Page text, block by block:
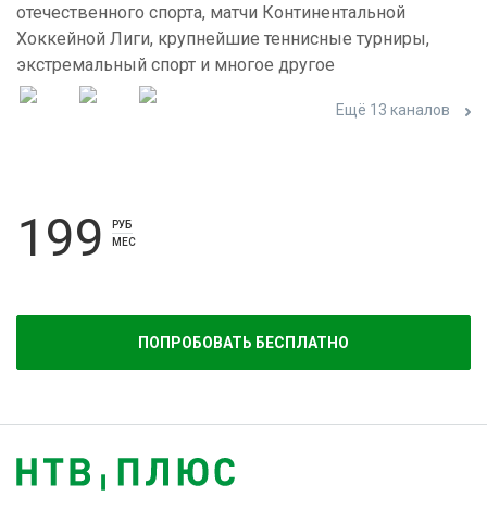
отечественного спорта, матчи Континентальной
Хоккейной Лиги, крупнейшие теннисные турниры,
экстремальный спорт и многое другое
Ещё 13 каналов
199
РУБ
МЕС
ПОПРОБОВАТЬ БЕСПЛАТНО